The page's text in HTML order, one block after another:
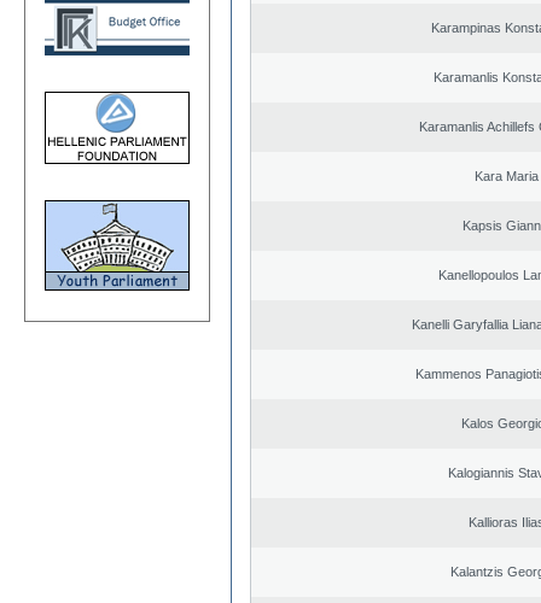
Karampinas
Karamanlis
Karamanlis Achillefs
Kara Maria
Kapsis
Kanellopoulos
Kanelli Garyfallia
Kammenos
Kalos
Kalogiannis
Kallioras
Kalantzis